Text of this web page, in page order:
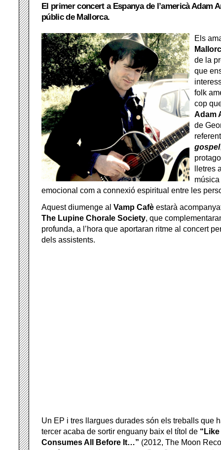
El primer concert a Espanya de l’americà Adam
públic de Mallorca.
Els
de la
que
folk
cop
Adam
de
gospel
lletres
emocional com a connexió espiritual entre les
Aquest diumenge al Vamp Cafè estarà
The Lupine Chorale Society, que
profunda, a l’hora que aportaran ritme al concert
dels assistents.
Un EP i tres llargues durades són els treballs que
tercer acaba de sortir enguany baix el títol de
Consumes All Before It…” (2012, The Moon